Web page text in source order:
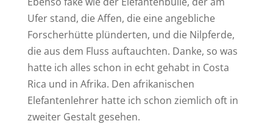
Ufer stand, die Affen, die eine angebliche
Forscherhütte plünderten, und die Nilpferde,
die aus dem Fluss auftauchten. Danke, so was
hatte ich alles schon in echt gehabt in Costa
Rica und in Afrika. Den afrikanischen
Elefantenlehrer hatte ich schon ziemlich oft in
zweiter Gestalt gesehen.